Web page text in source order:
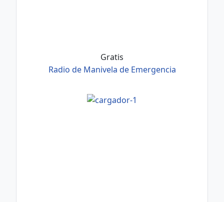
Gratis
Radio de Manivela de Emergencia